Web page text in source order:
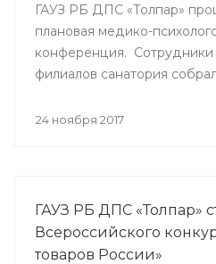
ГАУЗ РБ ДПС «Толпар»
плановая медико-
конференция.
филиалов санатория
учреждения и подумать
24 ноября 2017
ГАУЗ РБ ДПС «Толпар»
Всероссийского
товаров России»